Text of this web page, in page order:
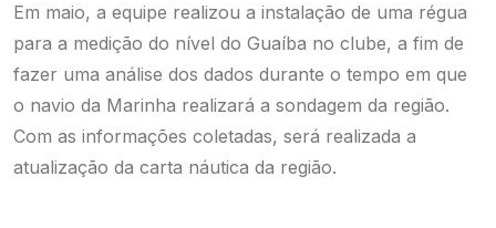
Em maio, a equipe realizou a instalação de uma régua
para a medição do nível do Guaíba no clube, a fim de
fazer uma análise dos dados durante o tempo em que
o navio da Marinha realizará a sondagem da região.
Com as informações coletadas, será realizada a
atualização da carta náutica da região.